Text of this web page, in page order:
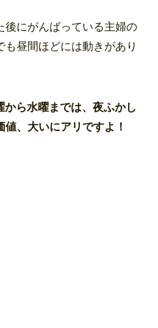
後にがんばっている主婦の
昼間ほどには動きがあり
ら水曜までは、夜ふかし
値、大いにアリですよ！